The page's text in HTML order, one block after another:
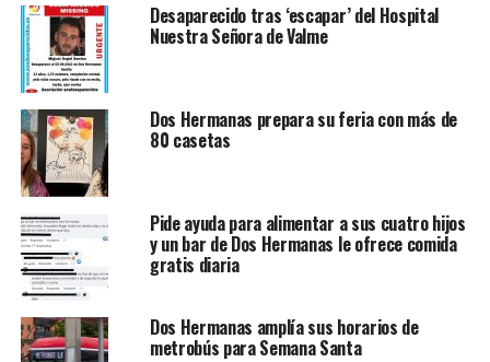
Desaparecido tras ‘escapar’ del Hospital
Nuestra Señora de Valme
Dos Hermanas prepara su feria con más de
80 casetas
Pide ayuda para alimentar a sus cuatro hijos
y un bar de Dos Hermanas le ofrece comida
gratis diaria
Dos Hermanas amplía sus horarios de
metrobús para Semana Santa